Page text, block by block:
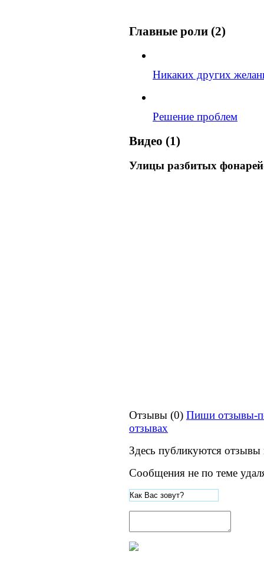
Главные роли (2)
Никаких других
Решение проблем
Видео (1)
Улицы разбитых
Отзывы (0) Пиши отзывы-
отзывах
Здесь публикуются
Сообщения не по теме